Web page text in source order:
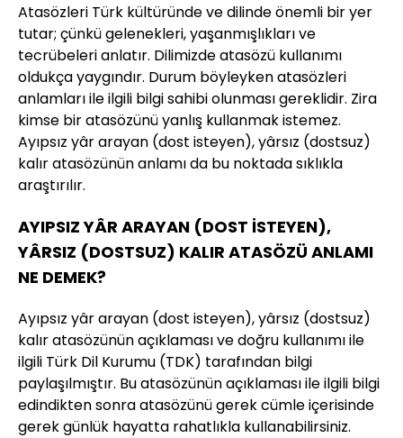
Atasözleri Türk kültüründe ve dilinde önemli bir yer
tutar; çünkü gelenekleri, yaşanmışlıkları ve
tecrübeleri anlatır. Dilimizde atasözü kullanımı
oldukça yaygındır. Durum böyleyken atasözleri
anlamları ile ilgili bilgi sahibi olunması gereklidir. Zira
kimse bir atasözünü yanlış kullanmak istemez.
Ayıpsız yâr arayan (dost isteyen), yârsız (dostsuz)
kalır atasözünün anlamı da bu noktada sıklıkla
araştırılır.
AYIPSIZ YÂR ARAYAN (DOST İSTEYEN),
YÂRSIZ (DOSTSUZ) KALIR ATASÖZÜ ANLAMI
NE DEMEK?
Ayıpsız yâr arayan (dost isteyen), yârsız (dostsuz)
kalır atasözünün açıklaması ve doğru kullanımı ile
ilgili Türk Dil Kurumu (TDK) tarafından bilgi
paylaşılmıştır. Bu atasözünün açıklaması ile ilgili bilgi
edindikten sonra atasözünü gerek cümle içerisinde
gerek günlük hayatta rahatlıkla kullanabilirsiniz.